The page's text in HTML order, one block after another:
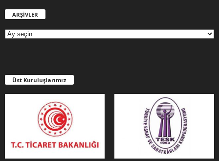
ARŞİVLER
E
R
Üst Kuruluşlarımız